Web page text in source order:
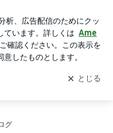
知
を受け取りまし
開く
グ